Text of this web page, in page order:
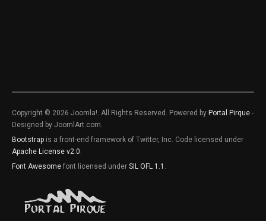
Copyright © 2026 Joomla!. All Rights Reserved. Powered by Portal Pirque -
Designed by JoomlArt.com.
Bootstrap is a front-end framework of Twitter, Inc. Code licensed under
Apache License v2.0.
Font Awesome font licensed under SIL OFL 1.1 .